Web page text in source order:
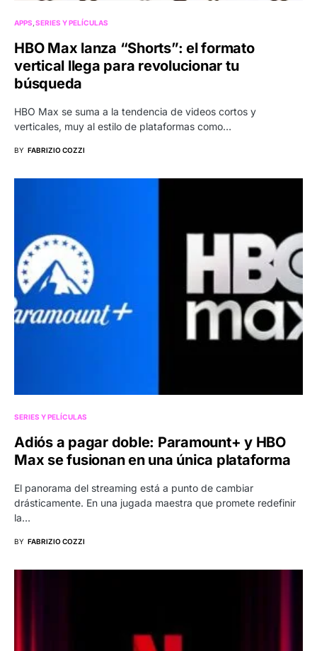
APPS SERIES Y PELÍCULAS
HBO Max lanza “Shorts”: el formato
vertical llega para revolucionar tu
búsqueda
HBO Max se suma a la tendencia de videos cortos y
verticales, muy al estilo de plataformas como…
BY FABRIZIO COZZI
SERIES Y PELÍCULAS
Adiós a pagar doble: Paramount+ y HBO
Max se fusionan en una única plataforma
El panorama del streaming está a punto de cambiar
drásticamente. En una jugada maestra que promete redefinir
la…
BY FABRIZIO COZZI